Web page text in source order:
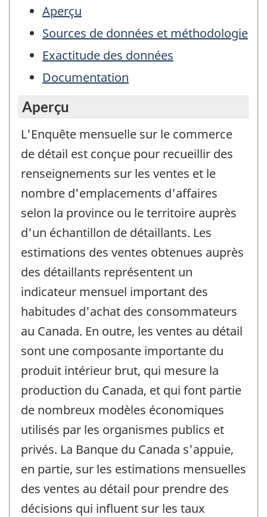
Aperçu
Sources de données et méthodologie
Exactitude des données
Documentation
Aperçu
L'Enquête mensuelle sur le commerce
de détail est conçue pour recueillir des
renseignements sur les ventes et le
nombre d'emplacements d'affaires
selon la province ou le territoire auprès
d'un échantillon de détaillants. Les
estimations des ventes obtenues auprès
des détaillants représentent un
indicateur mensuel important des
habitudes d'achat des consommateurs
au Canada. En outre, les ventes au détail
sont une composante importante du
produit intérieur brut, qui mesure la
production du Canada, et qui font partie
de nombreux modèles économiques
utilisés par les organismes publics et
privés. La Banque du Canada s'appuie,
en partie, sur les estimations mensuelles
des ventes au détail pour prendre des
décisions qui influent sur les taux